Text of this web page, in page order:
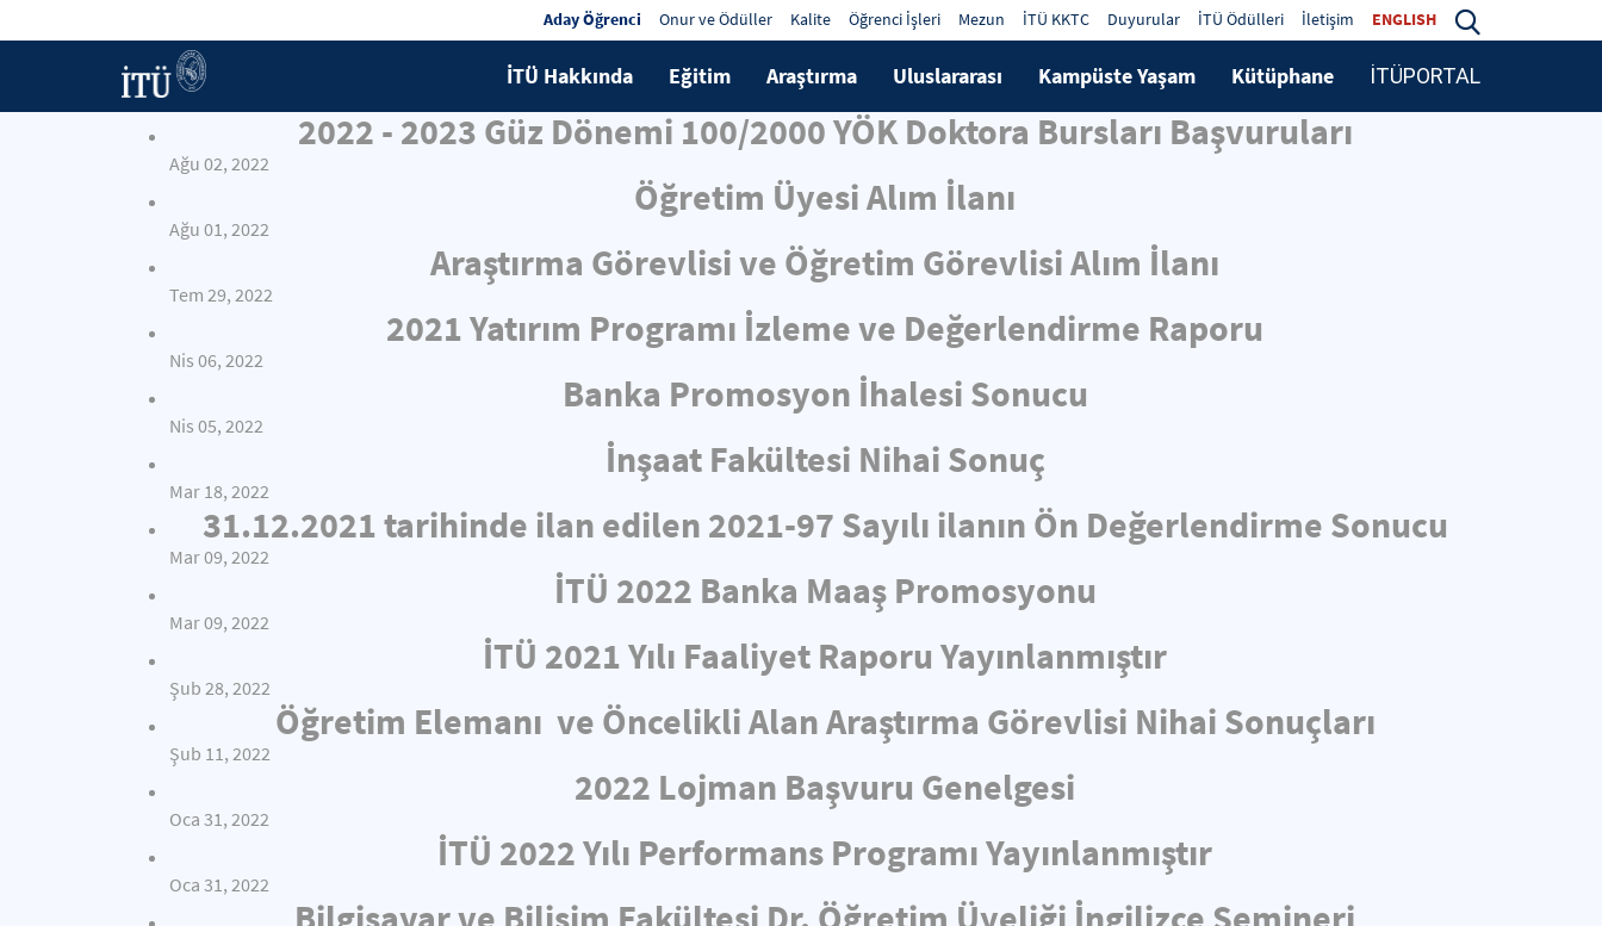
Aday Öğrenci Onur ve Ödüller Kalite Öğrenci İşleri Mezun İTÜ KKTC Duyurular İTÜ Ödülleri İletişim ENGLISH
İTÜ Hakkında Eğitim Araştırma Uluslararası Kampüste Yaşam Kütüphane İTÜPORTAL
2022 - 2023 Güz Dönemi 100/2000 YÖK Doktora Bursları Başvuruları
Ağu 02, 2022
Öğretim Üyesi Alım İlanı
Ağu 01, 2022
Araştırma Görevlisi ve Öğretim Görevlisi Alım İlanı
Tem 29, 2022
2021 Yatırım Programı İzleme ve Değerlendirme Raporu
Nis 06, 2022
Banka Promosyon İhalesi Sonucu
Nis 05, 2022
İnşaat Fakültesi Nihai Sonuç
Mar 18, 2022
31.12.2021 tarihinde ilan edilen 2021-97 Sayılı ilanın Ön Değerlendirme Sonucu
Mar 09, 2022
İTÜ 2022 Banka Maaş Promosyonu
Mar 09, 2022
İTÜ 2021 Yılı Faaliyet Raporu Yayınlanmıştır
Şub 28, 2022
Öğretim Elemanı ve Öncelikli Alan Araştırma Görevlisi Nihai Sonuçları
Şub 11, 2022
2022 Lojman Başvuru Genelgesi
Oca 31, 2022
İTÜ 2022 Yılı Performans Programı Yayınlanmıştır
Oca 31, 2022